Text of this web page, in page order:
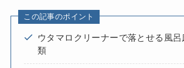
この記事のポイント
ウタマロクリーナーで落とせる風
類